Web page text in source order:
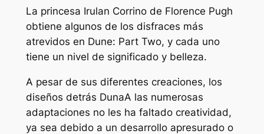
La princesa Irulan Corrino de Florence Pugh
obtiene algunos de los disfraces más
atrevidos en Dune: Part Two, y cada uno
tiene un nivel de significado y belleza.
A pesar de sus diferentes creaciones, los
diseños detrás DunaA las numerosas
adaptaciones no les ha faltado creatividad,
ya sea debido a un desarrollo apresurado o